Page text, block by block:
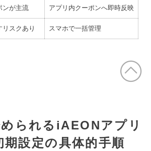
ンが主流 アプリ内クーポンへ即時反映
スクあり スマホで一括管理
られるiAEONアプリ
期設定の具体的手順